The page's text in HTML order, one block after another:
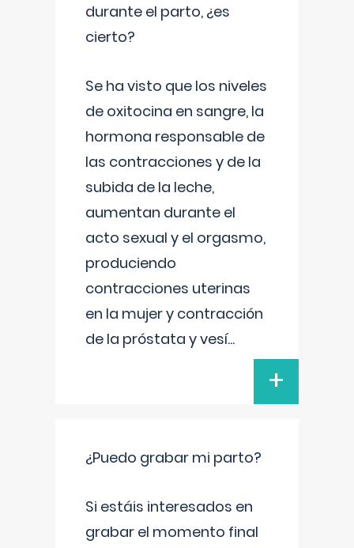
durante el parto, ¿es
cierto?
Se ha visto que los niveles
de oxitocina en sangre, la
hormona responsable de
las contracciones y de la
subida de la leche,
aumentan durante el
acto sexual y el orgasmo,
produciendo
contracciones uterinas
en la mujer y contracción
de la próstata y vesí...
+
¿Puedo grabar mi parto?
Si estáis interesados en
grabar el momento final